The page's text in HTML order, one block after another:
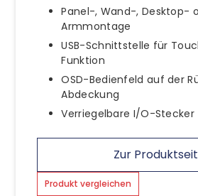
Panel-, Wand-, Desktop-
Armmontage
USB-Schnittstelle für
Funktion
OSD-Bedienfeld auf der
Abdeckung
Verriegelbare I/O-Stecker
Zur
Produkt vergleichen